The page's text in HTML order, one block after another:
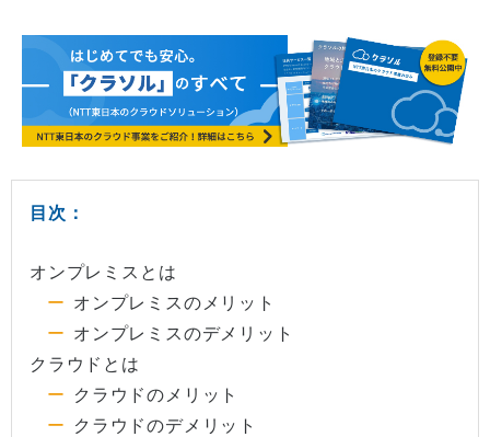
目次：
オンプレミスとは
オンプレミスのメリット
オンプレミスのデメリット
クラウドとは
クラウドのメリット
クラウドのデメリット